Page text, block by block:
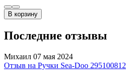
В корзину
Последние отзывы
Михаил 07 мая 2024
Отзыв на Ручки Sea-Doo 295100812